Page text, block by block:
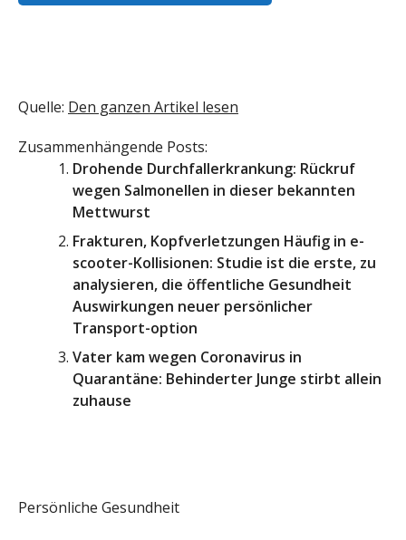
Quelle: Den ganzen Artikel lesen
Zusammenhängende Posts:
Drohende Durchfallerkrankung: Rückruf
wegen Salmonellen in dieser bekannten
Mettwurst
Frakturen, Kopfverletzungen Häufig in e-
scooter-Kollisionen: Studie ist die erste, zu
analysieren, die öffentliche Gesundheit
Auswirkungen neuer persönlicher
Transport-option
Vater kam wegen Coronavirus in
Quarantäne: Behinderter Junge stirbt allein
zuhause
Persönliche Gesundheit